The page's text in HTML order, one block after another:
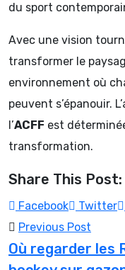
du sport
Avec une vision
transformer le
environnement où
peuvent s’épanouir.
l’ACFF est
transformation.
Share This Post:
Facebook Twitter
Previous Post
Où regarder les